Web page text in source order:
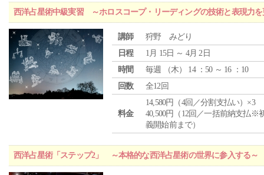
西洋占星術中級実習 ～ホロスコープ・リーディングの技術と表現力
講師
狩野 みどり
日程
1月 15日 ～ 4月 2日
時間
毎週 （木） 14 ：50 ～ 16 ：10
回数
全12回
料金
14,580円（4回／分割支払い）×3
40,500円（12回／一括前納支払※
義開始前まで）
西洋占星術「ステップ2」 ～本格的な西洋占星術の世界に参入する～